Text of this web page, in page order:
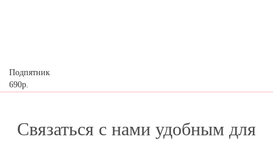
Подпятник
690р.
Связаться с нами удобным для